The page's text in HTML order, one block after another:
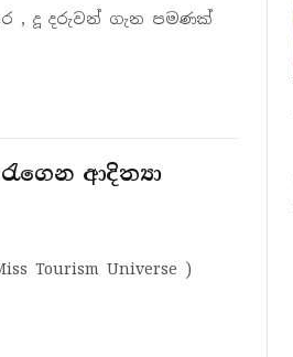
, දූ දරුවන් ගැන පමණක්
ආදිත්‍යා
Tourism Universe )